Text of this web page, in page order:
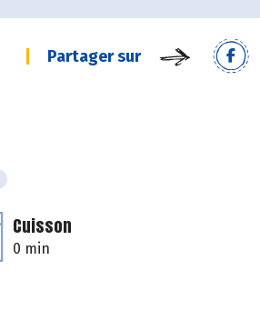
Partager sur
Cuisson
0 min